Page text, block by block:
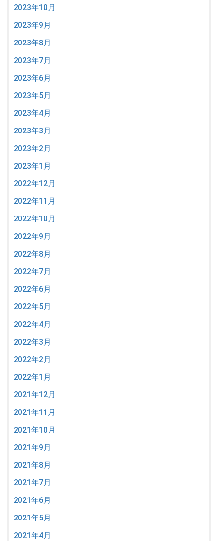
2023年10月
2023年9月
2023年8月
2023年7月
2023年6月
2023年5月
2023年4月
2023年3月
2023年2月
2023年1月
2022年12月
2022年11月
2022年10月
2022年9月
2022年8月
2022年7月
2022年6月
2022年5月
2022年4月
2022年3月
2022年2月
2022年1月
2021年12月
2021年11月
2021年10月
2021年9月
2021年8月
2021年7月
2021年6月
2021年5月
2021年4月